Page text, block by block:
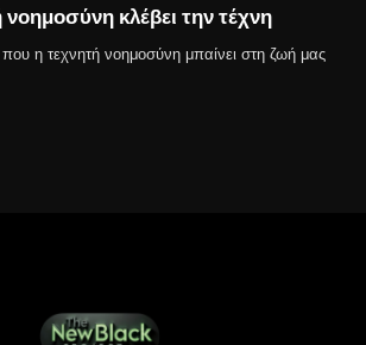
κλέβει την τέχνη
που η τεχνητή νοημοσύνη μπαίνει στη ζωή μας